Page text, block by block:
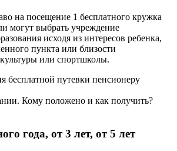
на посещение 1 бесплатного кружка
могут выбрать учреждение
исходя из интересов ребенка,
пункта или близости
или спортшколы.
бесплатной путевки пенсионеру
Кому положено и как получить?
года, от 3 лет, от 5 лет